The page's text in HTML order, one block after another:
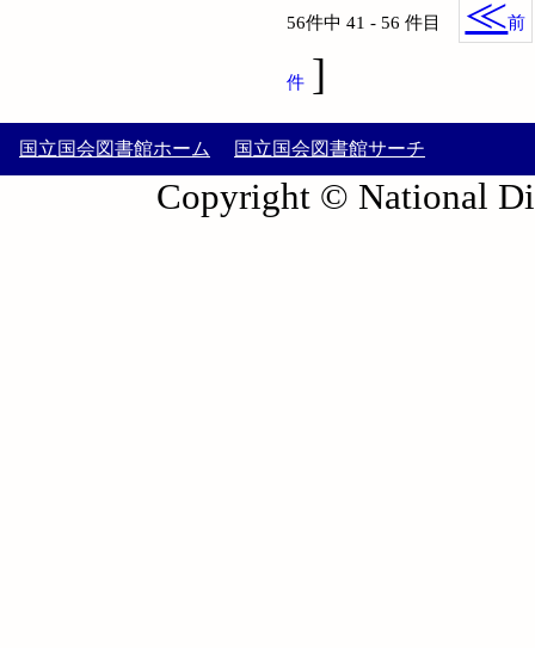
56件中 41 - 56 件目 ≪前
件 ]
国立国会図書館ホーム 国立国会図書館サーチ
Copyright © National